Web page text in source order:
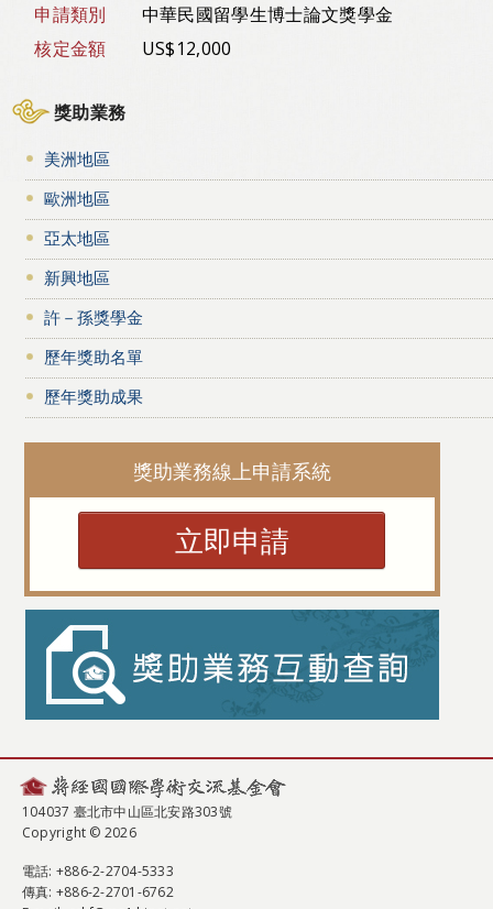
申請類別
中華民國留學生博士論文獎學金
核定金額
US$12,000
獎助業務
美洲地區
歐洲地區
亞太地區
新興地區
許－孫獎學金
歷年獎助名單
歷年獎助成果
獎助業務線上申請系統
立即申請
104037 臺北市中山區北安路303號
Copyright © 2026
電話: +886-2-2704-5333
傳真: +886-2-2701-6762